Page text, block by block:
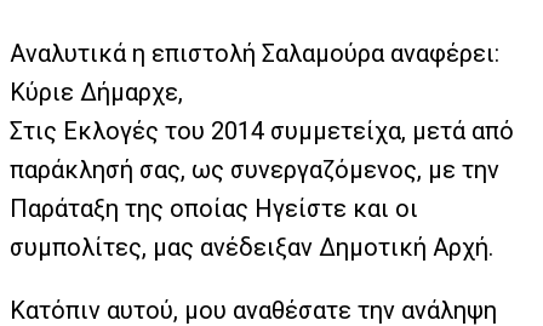
Αναλυτικά η επιστολή Σαλαμούρα αναφέρει:
Κύριε Δήμαρχε,
Στις Εκλογές του 2014 συμμετείχα, μετά από
παράκλησή σας, ως συνεργαζόμενος, με την
Παράταξη της οποίας Ηγείστε και οι
συμπολίτες, μας ανέδειξαν Δημοτική Αρχή.
Κατόπιν αυτού, μου αναθέσατε την ανάληψη